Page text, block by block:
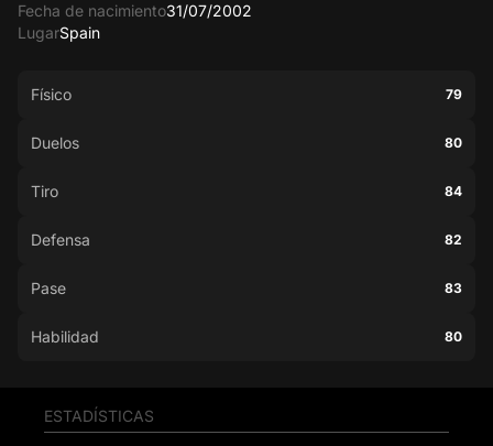
Fecha de nacimiento31/07/2002
LugarSpain
Físico 79
Duelos 80
Tiro 84
Defensa 82
Pase 83
Habilidad 80
ESTADÍSTICAS